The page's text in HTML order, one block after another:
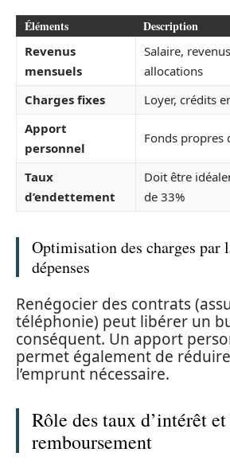
Éléments Description
Revenus
mensuels
Salaire,
allocations
Charges fixes
Loyer, crédits
Apport
personnel
Fonds propres
Taux
d’endettement
Doit être
de 33%
Optimisation des charges par
dépenses
Renégocier des contrats
téléphonie) peut libérer un
conséquent. Un apport
permet également de
l’emprunt nécessaire.
Rôle des taux d’intérêt
remboursement